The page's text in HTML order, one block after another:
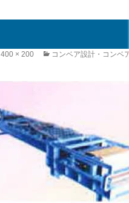
400 × 200
コンベア設計・コンベ